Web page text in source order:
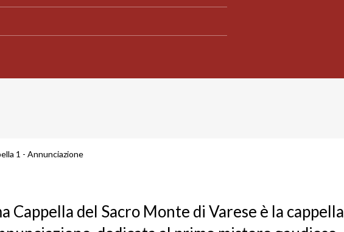
1 - Annunciazione
Cappella del Sacro Monte di Varese è la cappella